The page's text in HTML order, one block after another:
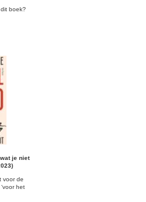
boek?
je niet
voor de
het